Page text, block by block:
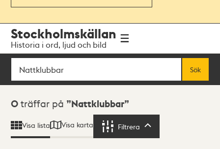
navigationen
huvudinnehållet
Stockholmskällan
Historia i ord, ljud och bild
Sök
Sök
Sökresultat
0 träffar på Nattklubbar
Visa lista Visa karta Filtrera